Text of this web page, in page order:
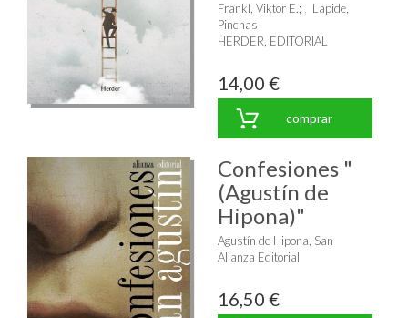
Frankl, Viktor E.;
Lapide,
Pinchas
HERDER, EDITORIAL
14,00 €
comprar
Confesiones "
(Agustín de
Hipona)"
Agustín de Hipona, San
Alianza Editorial
16,50 €